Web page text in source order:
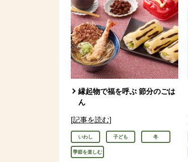
縁起物で福を呼ぶ 節分のごは
ん
[記事を読む]
いわし 子ども 冬
季節を楽しむ